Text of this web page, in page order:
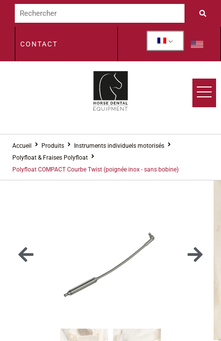
CONTACT
Accueil Produits
Instruments individuels motorisés
Polyfloat & Fraises Polyfloat
Polyfloat COMPACT Courbe Twist (poignée inox - sans bobine)